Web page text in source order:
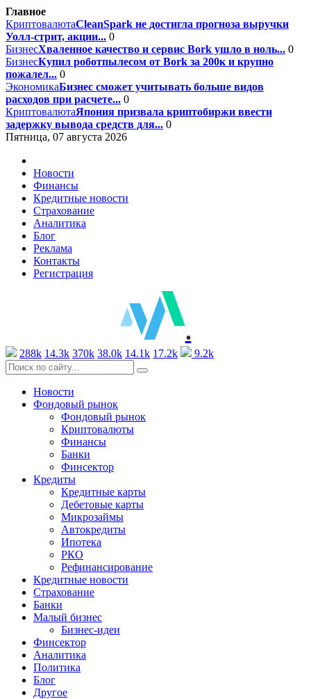
Главное
КриптовалютаCleanSpark не достигла прогноза выручки
Уолл-стрит, акции... 0
БизнесХваленное качество и сервис Bork ушло в ноль... 0
БизнесКупил роботпылесом от Bork за 200к и крупно
пожалел... 0
ЭкономикаБизнес сможет учитывать больше видов
расходов при расчете... 0
КриптовалютаЯпония призвала криптобиржи ввести
задержку вывода средств для... 0
Пятница, 07 августа 2026
Новости
Финансы
Кредитные новости
Страхование
Аналитика
Блог
Реклама
Контакты
Регистрация
.
288k 14.3k 370k 38.0k 14.1k 17.2k 9.2k
Новости
Фондовый рынок
Фондовый рынок
Криптовалюты
Финансы
Банки
Финсектор
Кредиты
Кредитные карты
Дебетовые карты
Микрозаймы
Автокредиты
Ипотека
РКО
Рефинансирование
Кредитные новости
Страхование
Банки
Малый бизнес
Бизнес-идеи
Финсектор
Аналитика
Политика
Блог
Другое